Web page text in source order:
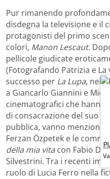
Pur rimanendo
disdegna la televisione e il
protagonisti del primo
colori, Manon Lescaut.
pellicole giudicate
(Fotografando Patrizia e
successo per La Lupa, nel
a Giancarlo Giannini e
cinematografici che hanno
di consacrazione del suo
pubblica, vanno menzionate
Ferzan Özpetek e le
della mia vita con Fabio De
Silvestrini. Tra i recenti
ruolo di Lucia Ferro nella